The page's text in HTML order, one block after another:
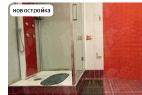
новостройка